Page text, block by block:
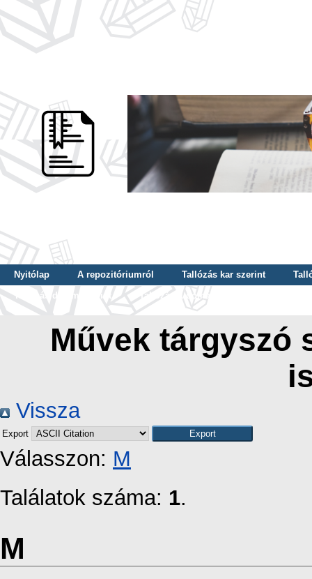
Nyitólap A repozitóriumról Tallózás kar szerint
Tallózás dátum szerint
Tallózás tudományterület szerint
Művek tárgyszó
Vissza
Export
Válasszon: M
Találatok száma: 1.
M